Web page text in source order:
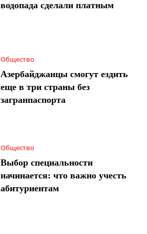
водопада сделали платным
Общество
Азербайджанцы смогут ездить
еще в три страны без
загранпаспорта
Общество
Выбор специальности
начинается: что важно учесть
абитуриентам